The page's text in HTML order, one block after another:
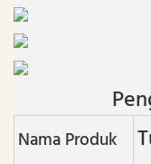
Nama Produk